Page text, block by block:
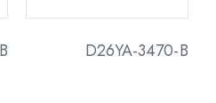
D26YA-3470-B